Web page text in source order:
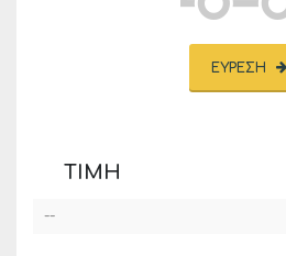
ΕΎΡΕΣΗ
ΤΙΜΉ
--